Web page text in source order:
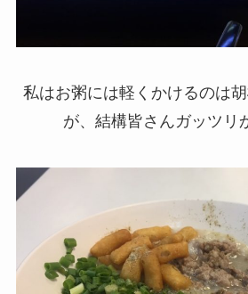
私はお粥には軽くかけるのは
が、結構皆さんガッツリ